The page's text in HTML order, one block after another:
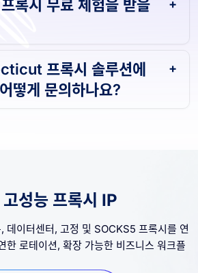
록시 무료 체험을 받을
프록시 솔루션에
떻게 문의하나요?
성능 프록시 IP
이터센터, 고정 및 SOCKS5 프록시를 연
한 로테이션, 확장 가능한 비즈니스 워크플